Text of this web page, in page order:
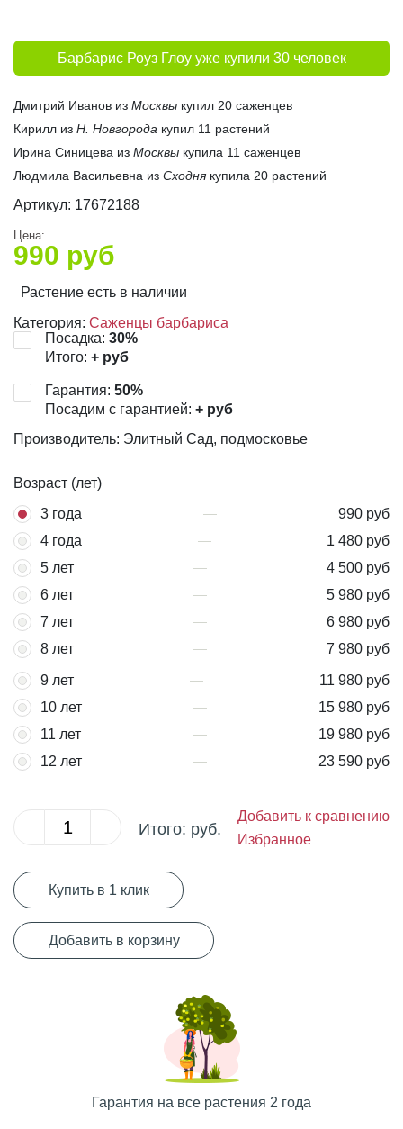
Барбарис Роуз Глоу уже купили 30 человек
Дмитрий Иванов из Москвы купил 20 саженцев
Кирилл из Н. Новгорода купил 11 растений
Ирина Синицева из Москвы купила 11 саженцев
Людмила Васильевна из Сходня купила 20 растений
Артикул: 17672188
Цена:
990 руб
Растение есть в наличии
Категория: Саженцы барбариса
Посадка: 30%
Итого: + руб
Гарантия: 50%
Посадим с гарантией: + руб
Производитель: Элитный Сад, подмосковье
Возраст (лет)
3 года
990 руб
4 года
1 480 руб
5 лет
4 500 руб
6 лет
5 980 руб
7 лет
6 980 руб
8 лет
7 980 руб
9 лет
11 980 руб
10 лет
15 980 руб
11 лет
19 980 руб
12 лет
23 590 руб
Итого: руб.
Добавить к сравнению
Избранное
Купить в 1 клик
Добавить в корзину
Гарантия на все растения 2 года